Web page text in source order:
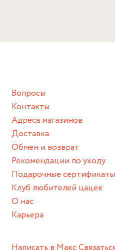
Снимайте ваше украшение
спортивный инвентарь).
Храните изделие в сухом
Для надежного хранения мы
нашей фирменной коробке
Пожалуйста, используйте
не носите украшение на себе.
Вопросы
Контакты
Адреса магазинов
Доставка
Обмен и возврат
Рекомендации по уходу
Подарочные сертификаты
Клуб любителей цацек
О нас
Карьера